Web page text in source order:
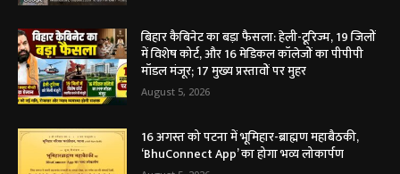
बिहार कैबिनेट का बड़ा फैसला: हेली-टूरिज्म, 19 जिलों
में विशेष कोर्ट, और 16 मेडिकल कॉलेजों का पीपीपी
मॉडल मंजूर; 17 मुख्य प्रस्तावों पर मुहर
August 5, 2026
16 अगस्त को पटना में भूमिहार-ब्राह्मण महाबैठकी,
‘BhuConnect App’ का होगा भव्य लोकार्पण